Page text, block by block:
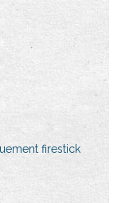
firestick